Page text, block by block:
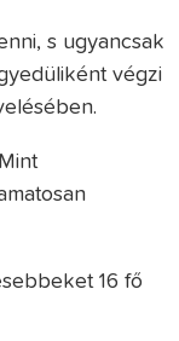
s ugyancsak
végzi
16 fő